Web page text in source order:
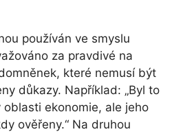
používán ve smyslu
za pravdivé na
které nemusí být
důkazy. Například: „Byl to
ekonomie, ale jeho
ověřeny.“ Na druhou